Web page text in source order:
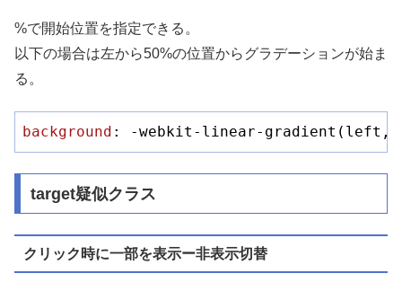
%で開始位置を指定できる。
以下の場合は左から50%の位置からグラデーションが始ま
る。
background : -webkit-linear-gradient(left,
target疑似クラス
クリック時に一部を表示ー非表示切替